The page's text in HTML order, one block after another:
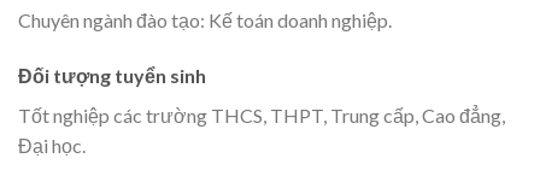
Chuyên ngành đào tạo: Kế toán doanh nghiệp.
Đối tượng tuyển sinh
Tốt nghiệp các trường THCS, THPT, Trung cấp, Cao đẳng,
Đại học.